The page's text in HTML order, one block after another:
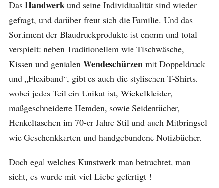
Das Handwerk und seine Individiualität sind wieder
gefragt, und darüber freut sich die Familie. Und das
Sortiment der Blaudruckprodukte ist enorm und total
verspielt: neben Traditionellem wie Tischwäsche,
Kissen und genialen Wendeschürzenmit Doppeldruck
und „Flexiband“, gibt es auch die stylischen T-Shirts,
wobei jedes Teil ein Unikat ist, Wickelkleider,
maßgeschneiderte Hemden, sowie Seidentücher,
Henkeltaschen im 70-er Jahre Stil und auch Mitbringsel
wie Geschenkkarten und handgebundene Notizbücher.
Doch egal welches Kunstwerk man betrachtet, man
sieht, es wurde mit viel Liebe gefertigt !